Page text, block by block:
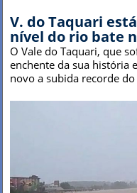
V. do Taquari
nível do rio bate
O Vale do Taquari, que
enchente da sua história
novo a subida recorde